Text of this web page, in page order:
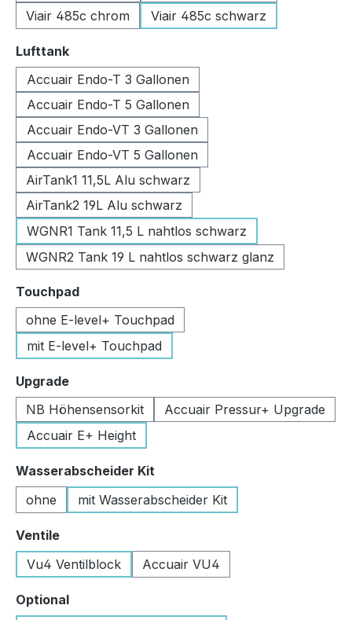
Viair 485c chrom
Viair 485c schwarz
Lufttankauswählen
Accuair Endo-T 3 Gallonen
Accuair Endo-T 5 Gallonen
Accuair Endo-VT 3 Gallonen
Accuair Endo-VT 5 Gallonen
AirTank1 11,5L Alu schwarz
AirTank2 19L Alu schwarz
WGNR1 Tank 11,5 L nahtlos schwarz
WGNR2 Tank 19 L nahtlos schwarz glanz
Touchpadauswählen
ohne E-level+ Touchpad
mit E-level+ Touchpad
Upgradeauswählen
NB Höhensensorkit
Accuair Pressur+ Upgrade
Accuair E+ Height
Wasserabscheider Kit
ohne
mit Wasserabscheider Kit
Ventileauswählen
Vu4 Ventilblock
Accuair VU4
Optionalauswählen